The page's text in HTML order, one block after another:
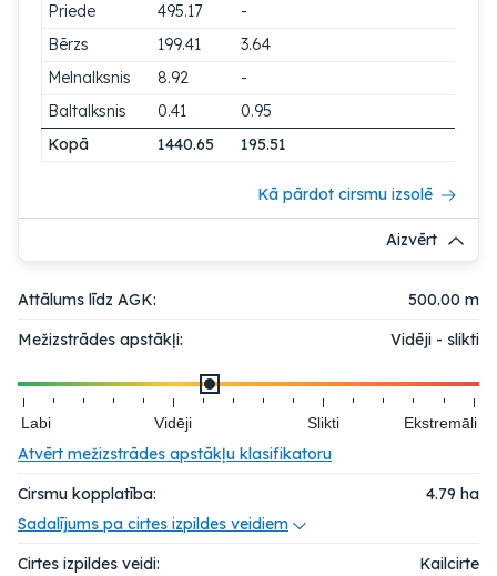
Priede
495.17
-
Bērzs
199.41
3.64
Melnalksnis
8.92
-
Baltalksnis
0.41
0.95
Kopā
1440.65 195.51
Kā pārdot cirsmu izsolē
Aizvērt
Attālums līdz AGK:
500.00 m
Mežizstrādes apstākļi:
Vidēji - slikti
Labi Vidēji Slikti Ekstremāli
Atvērt mežizstrādes apstākļu klasifikatoru
Cirsmu kopplatība:
4.79 ha
Sadalījums pa cirtes izpildes veidiem
Cirtes izpildes veidi:
Kailcirte